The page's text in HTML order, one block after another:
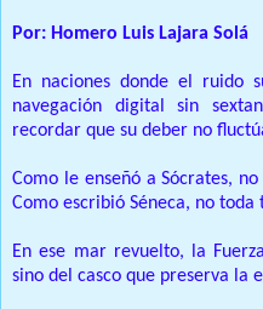
Por: Homero Luis Lajara Solá
En naciones donde el ruido
navegación digital sin
recordar que su deber no
Como le enseñó a Sócrates,
Como escribió Séneca, no
En ese mar revuelto, la
sino del casco que preserva la